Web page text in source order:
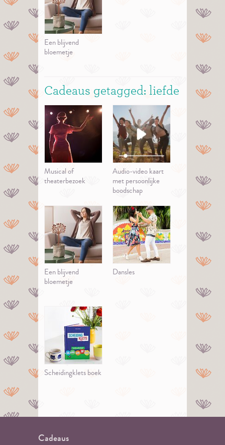
Een blijvend
bloemetje
Cadeaus getagged: liefde
Musical of
theaterbezoek
Audio-video kaart
met persoonlijke
boodschap
Een blijvend
bloemetje
Dansles
Scheidingklets boek
Cadeaus